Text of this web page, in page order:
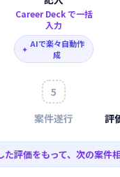
Career Deck で一括
入力
✦ AIで楽々自動作
成
5
案件遂行
評
た評価をもって、次の案件